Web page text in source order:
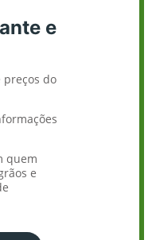
e
preços do
quem
e